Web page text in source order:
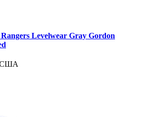
Levelwear Gray Gordon
США